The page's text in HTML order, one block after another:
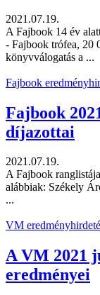
2021.07.19.
A Fajbook 14 év
- Fajbook trófea, 20
könyvválogatás a ...
Fajbook
Fajbook
díjazottai
2021.07.19.
A Fajbook
alábbiak: Székely
...
VM
A VM 2021
eredményei